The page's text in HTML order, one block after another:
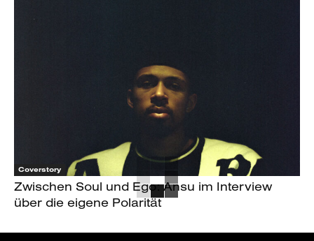
Coverstory
Zwischen Soul und Ego: Ansu im Interview
über die eigene Polarität